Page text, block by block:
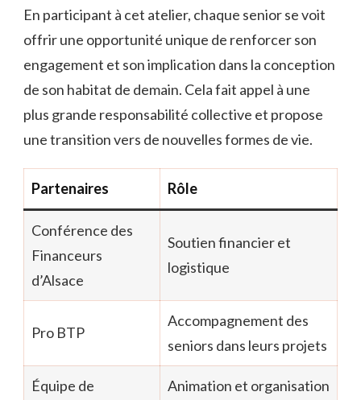
En participant à cet atelier, chaque senior se voit
offrir une opportunité unique de renforcer son
engagement et son implication dans la conception
de son habitat de demain. Cela fait appel à une
plus grande responsabilité collective et propose
une transition vers de nouvelles formes de vie.
Partenaires Rôle
Conférence des
Financeurs
d’Alsace
Soutien financier et
logistique
Pro BTP
Accompagnement des
seniors dans leurs projets
Équipe de
Animation et organisation